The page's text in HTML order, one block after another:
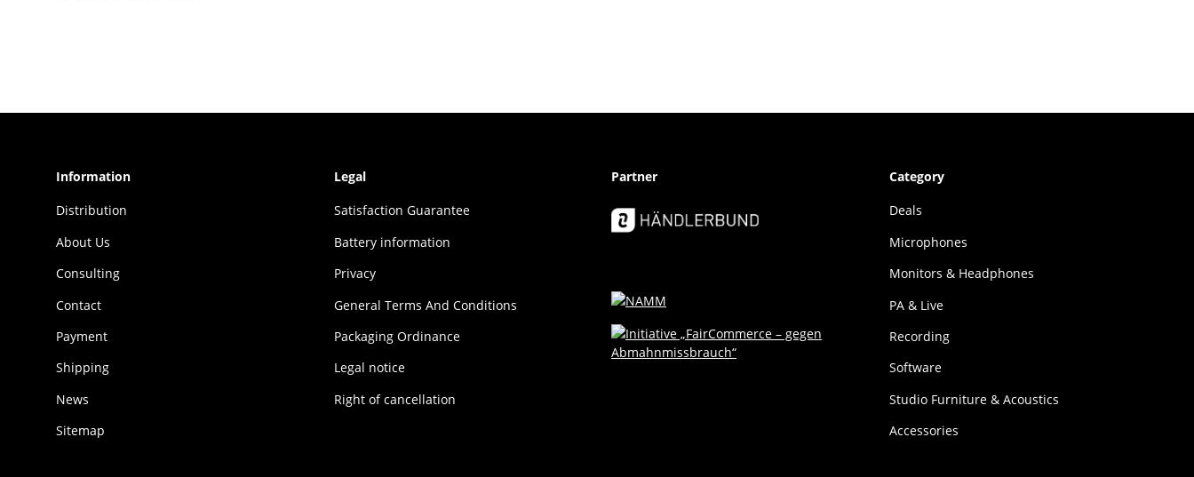
Information
Distribution
About Us
Consulting
Contact
Payment
Shipping
News
Sitemap
Legal
Sat­is­fac­tion Guar­an­tee
Battery information
Privacy
General Terms And Conditions
Packaging Ordinance
Legal notice
Right of cancellation
Partner Category
Deals
Microphones
Monitors & Headphones
PA & Live
Recording
Software
Studio Furniture & Acoustics
Accessories